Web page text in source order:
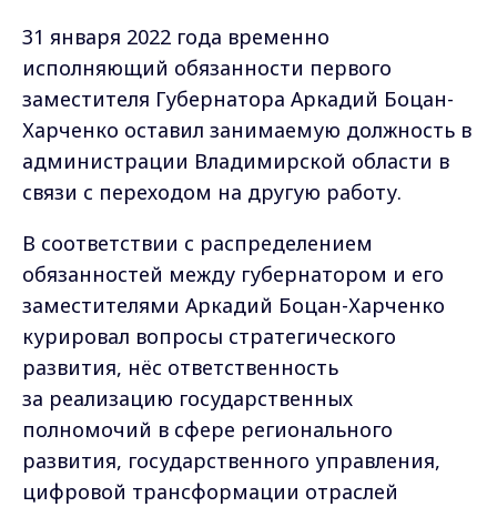
31 января 2022 года временно
исполняющий обязанности первого
заместителя Губернатора Аркадий Боцан-
Харченко оставил занимаемую должность в
администрации Владимирской области в
связи с переходом на другую работу.
В соответствии с распределением
обязанностей между губернатором и его
заместителями Аркадий Боцан-Харченко
курировал вопросы стратегического
развития, нёс ответственность
за реализацию государственных
полномочий в сфере регионального
развития, государственного управления,
цифровой трансформации отраслей